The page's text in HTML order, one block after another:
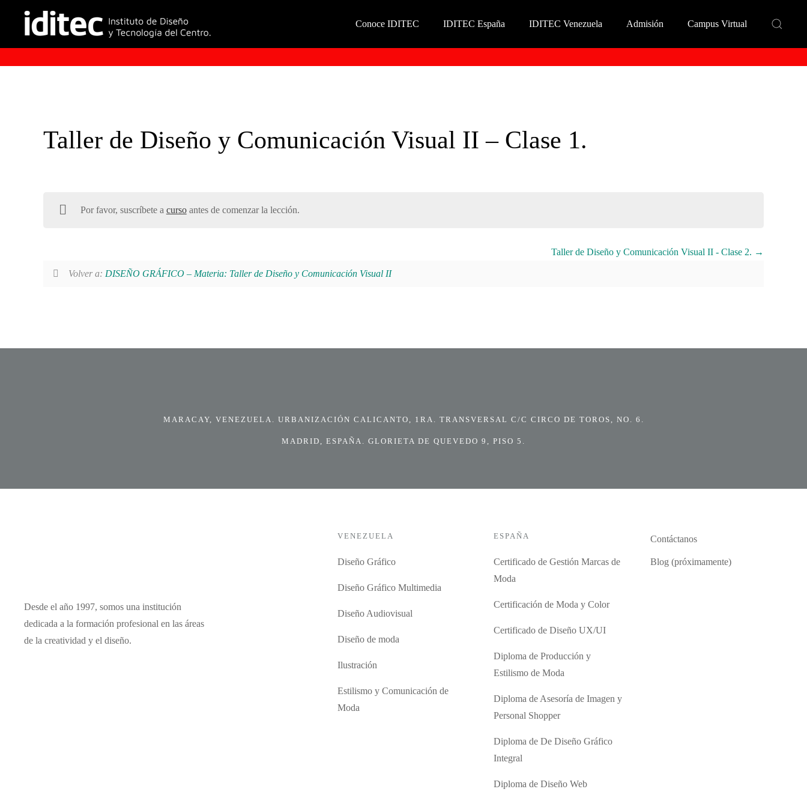
Conoce IDITEC IDITEC España IDITEC Venezuela Admisión Campus Virtual
Taller de Diseño y Comunicación Visual II – Clase 1.
Por favor, suscríbete a cursoantes de comenzar la lección.
Taller de Diseño y Comunicación Visual II - Clase 2.
Volver a: DISEÑO GRÁFICO – Materia: Taller de Diseño y Comunicación Visual II
MARACAY, VENEZUELA. URBANIZACIÓN CALICANTO, 1RA. TRANSVERSAL C/C CIRCO DE TOROS, NO. 6.
MADRID, ESPAÑA. GLORIETA DE QUEVEDO 9, PISO 5.
Desde el año 1997, somos una institución
dedicada a la formación profesional en las áreas
de la creatividad y el diseño.
VENEZUELA
Diseño Gráfico
Diseño Gráfico Multimedia
Diseño Audiovisual
Diseño de moda
Ilustración
Estilismo y Comunicación de
Moda
ESPAÑA
Certificado de Gestión Marcas de
Moda
Certificación de Moda y Color
Certificado de Diseño UX/UI
Diploma de Producción y
Estilismo de Moda
Diploma de Asesoría de Imagen y
Personal Shopper
Diploma de De Diseño Gráfico
Integral
Diploma de Diseño Web
Contáctanos
Blog (próximamente)